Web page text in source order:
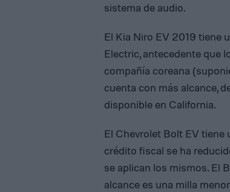
sistema de audio.
El Kia Niro EV 2019 tiene
Electric, antecedente que
compañía coreana
cuenta con más alcance,
disponible en California.
El Chevrolet Bolt EV tiene
crédito fiscal se ha
se aplican los mismos. El
alcance es una milla